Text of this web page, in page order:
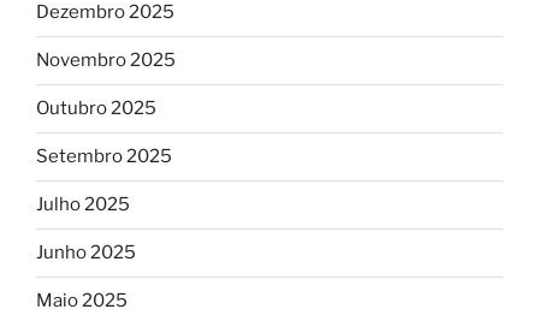
Dezembro 2025
Novembro 2025
Outubro 2025
Setembro 2025
Julho 2025
Junho 2025
Maio 2025